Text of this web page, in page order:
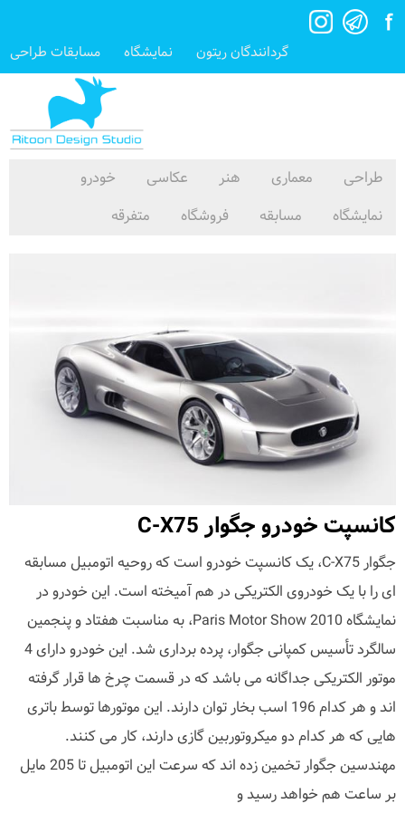
گردانندگان ریتون نمایشگاه مسابقات طراحی
طراحی معماری هنر عکاسی
خودرو
نمایشگاه
مسابقه فروشگاه متفرقه
کانسپت خودرو جگوار C-X75
جگوار C-X75، یک کانسپت خودرو است که روحیه اتومبیل مسابقه
ای را با یک خودروی الکتریکی در هم آمیخته است. این خودرو در
نمایشگاه 2010 Paris Motor Show، به مناسبت هفتاد و پنجمین
سالگرد تأسیس کمپانی جگوار، پرده برداری شد. این خودرو دارای 4
موتور الکتریکی جداگانه می باشد که در قسمت چرخ ها قرار گرفته
اند و هر کدام 196 اسب بخار توان دارند. این موتورها توسط باتری
هایی که هر کدام دو میکروتوربین گازی دارند، کار می کنند.
مهندسین جگوار تخمین زده اند که سرعت این اتومبیل تا 205 مایل
بر ساعت هم خواهد رسید و